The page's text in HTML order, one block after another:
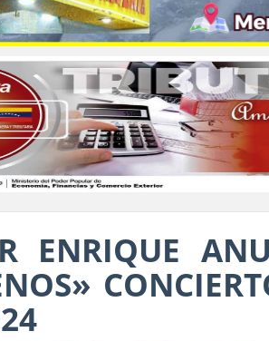
ENRIQUE